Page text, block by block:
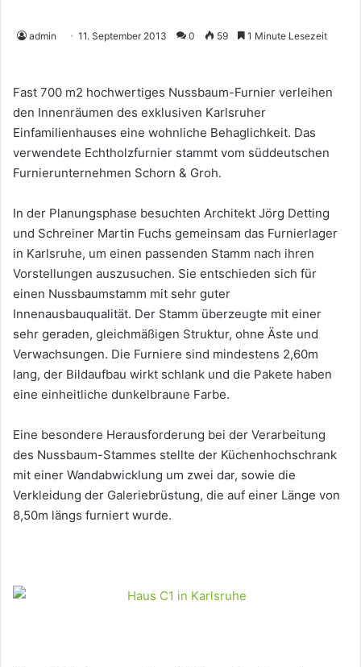
admin 11. September 2013 0 59 1 Minute Lesezeit
Fast 700 m2 hochwertiges Nussbaum-Furnier verleihen
den Innenräumen des exklusiven Karlsruher
Einfamilienhauses eine wohnliche Behaglichkeit. Das
verwendete Echtholzfurnier stammt vom süddeutschen
Furnierunternehmen Schorn & Groh.
In der Planungsphase besuchten Architekt Jörg Detting
und Schreiner Martin Fuchs gemeinsam das Furnierlager
in Karlsruhe, um einen passenden Stamm nach ihren
Vorstellungen auszusuchen. Sie entschieden sich für
einen Nussbaumstamm mit sehr guter
Innenausbauqualität. Der Stamm überzeugte mit einer
sehr geraden, gleichmäßigen Struktur, ohne Äste und
Verwachsungen. Die Furniere sind mindestens 2,60m
lang, der Bildaufbau wirkt schlank und die Pakete haben
eine einheitliche dunkelbraune Farbe.
Eine besondere Herausforderung bei der Verarbeitung
des Nussbaum-Stammes stellte der Küchenhochschrank
mit einer Wandabwicklung um zwei dar, sowie die
Verkleidung der Galeriebrüstung, die auf einer Länge von
8,50m längs furniert wurde.